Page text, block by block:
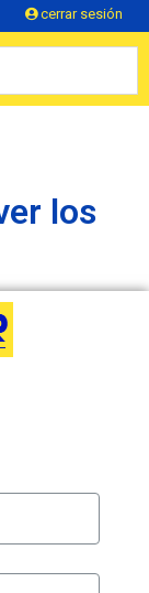
cerrar sesión
los